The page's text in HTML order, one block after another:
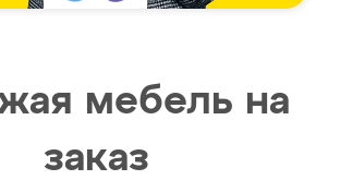
мебель на
заказ